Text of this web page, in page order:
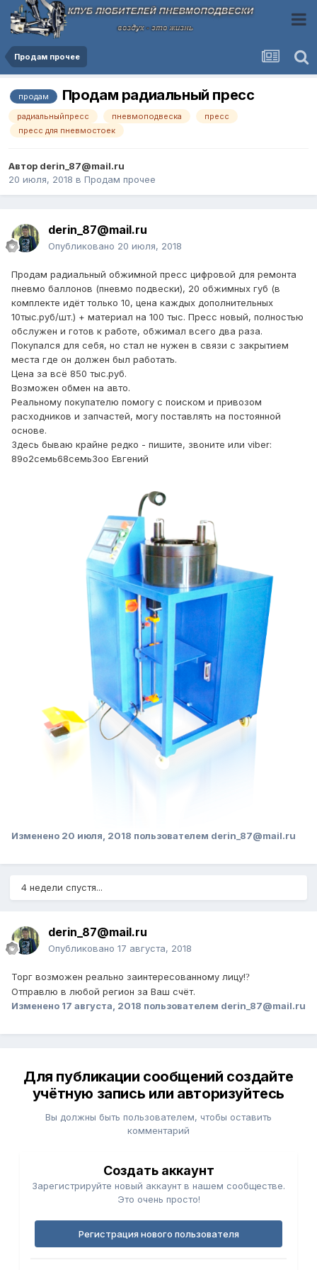
Продам прочее
продам Продам радиальный пресс
радиальныйпресс пневмоподвеска
пресс
пресс для пневмостоек
Автор derin_87@mail.ru
20 июля, 2018 в Продам прочее
derin_87@mail.ru
Опубликовано 20 июля, 2018
Продам радиальный обжимной пресс цифровой для ремонта
пневмо баллонов (пневмо подвески), 20 обжимных губ (в
комплекте идёт только 10, цена каждых дополнительных
10тыс.руб/шт.) + материал на 100 тыс. Пресс новый, полностью
обслужен и готов к работе, обжимал всего два раза.
Покупался для себя, но стал не нужен в связи с закрытием
места где он должен был работать.
Цена за всё 850 тыс.руб.
Возможен обмен на авто.
Реальному покупателю помогу с поиском и привозом
расходников и запчастей, могу поставлять на постоянной
основе.
Здесь бываю крайне редко - пишите, звоните или viber:
89о2семь68семь3оо Евгений
Изменено 20 июля, 2018 пользователем derin_87@mail.ru
4 недели спустя...
derin_87@mail.ru
Опубликовано 17 августа, 2018
Торг возможен реально заинтересованному лицу!?
Отправлю в любой регион за Ваш счёт.
Изменено 17 августа, 2018 пользователем derin_87@mail.ru
Для публикации сообщений создайте
учётную запись или авторизуйтесь
Вы должны быть пользователем, чтобы оставить
комментарий
Создать аккаунт
Зарегистрируйте новый аккаунт в нашем сообществе.
Это очень просто!
Регистрация нового пользователя